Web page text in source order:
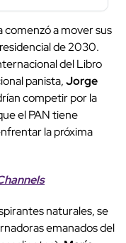
comenzó a mover sus
de 2030.
del Libro
panista,Jorge
competir por la
el PAN tiene
la próxima
naturales, se
emanados del